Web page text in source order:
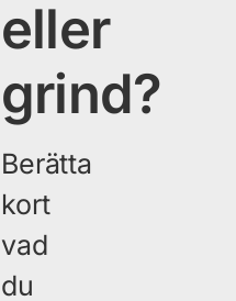
eller
grind?
Berätta
kort
vad
du